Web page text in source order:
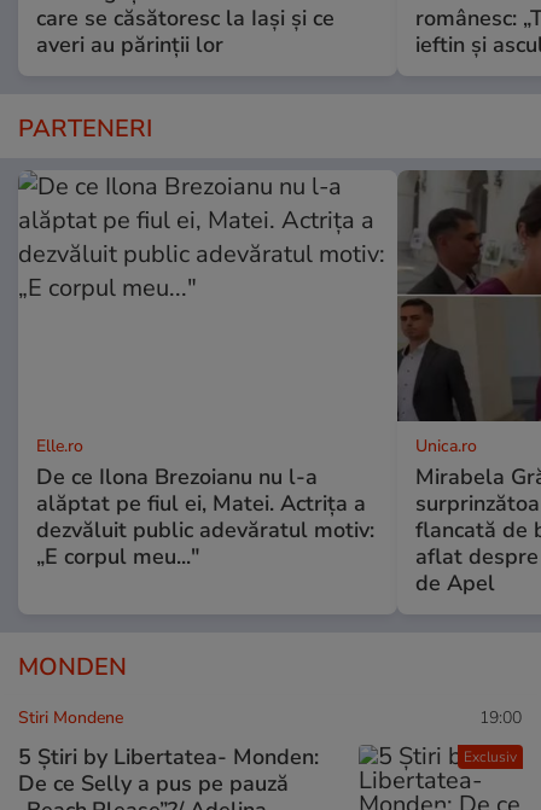
care se căsătoresc la Iași și ce
averi au părinții lor
românesc:
ieftin și
PARTENERI
Elle.ro
De ce Ilona Brezoianu nu l-a
alăptat pe fiul ei, Matei. Actrița a
dezvăluit public adevăratul motiv:
„E corpul meu..."
Unica.ro
Mirabela
flancată de
aflat
de Apel
MONDEN
Exclusiv
Stiri Mondene 19:00
5 Știri by Libertatea- Monden:
De ce Selly a pus pe pauză